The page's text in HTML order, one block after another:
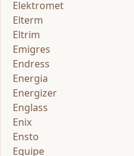
Elektromet
Elterm
Eltrim
Emigres
Endress
Energia
Energizer
Englass
Enix
Ensto
Equipe